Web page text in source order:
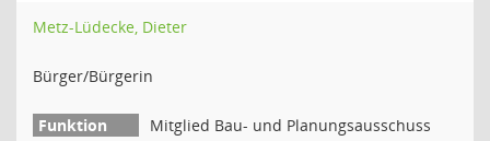
Metz-Lüdecke, Dieter
Bürger/Bürgerin
Mitglied Bau- und Planungsausschuss